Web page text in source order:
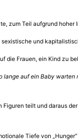
zum Teil aufgrund
und
Frauen, ein Kind zu
auf ein Baby
teilt und daraus
Tiefe von